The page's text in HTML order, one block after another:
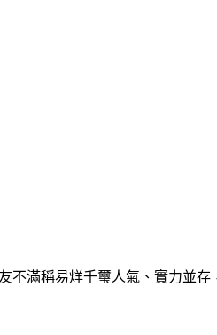
滿稱易烊千璽人氣、實力並